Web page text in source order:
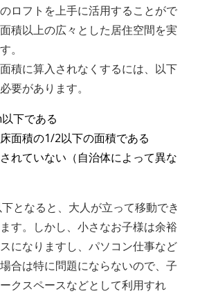
ロフトを上手に活用することがで
積以上の広々とした居住空間を実
。
積に算入されなくするには、以下
要があります。
下である
面積の1/2以下の面積である
れていない（自治体によって異な
となると、大人が立って移動でき
す。しかし、小さなお子様は余裕
になりますし、パソコン仕事など
合は特に問題にならないので、子
クスペースなどとして利用すれ